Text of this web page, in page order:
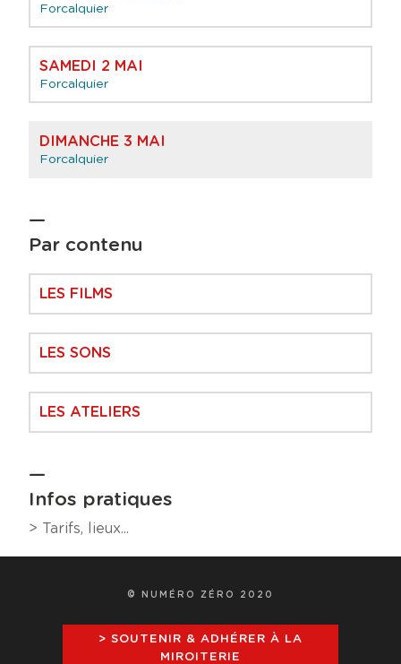
Forcalquier
SAMEDI 2 MAI
Forcalquier
DIMANCHE 3 MAI
Forcalquier
Par contenu
LES FILMS
LES SONS
LES ATELIERS
Infos pratiques
> Tarifs, lieux...
© NUMÉRO ZÉRO 2020
> SOUTENIR & ADHÉRER À LA
MIROITERIE